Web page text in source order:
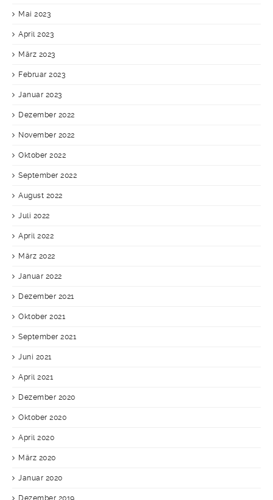
Mai 2023
April 2023
März 2023
Februar 2023
Januar 2023
Dezember 2022
November 2022
Oktober 2022
September 2022
August 2022
Juli 2022
April 2022
März 2022
Januar 2022
Dezember 2021
Oktober 2021
September 2021
Juni 2021
April 2021
Dezember 2020
Oktober 2020
April 2020
März 2020
Januar 2020